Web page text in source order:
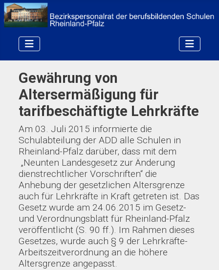
Gewährung von
Altersermäßigung für
tarifbeschäftigte Lehrkräfte
Am 03. Juli 2015 informierte die
Schulabteilung der ADD alle Schulen in
Rheinland-Pfalz darüber, dass mit dem
„Neunten Landesgesetz zur Änderung
dienstrechtlicher Vorschriften“ die
Anhebung der gesetzlichen Altersgrenze
auch für Lehrkräfte in Kraft getreten ist. Das
Gesetz wurde am 24.06.2015 im Gesetz-
und Verordnungsblatt für Rheinland-Pfalz
veröffentlicht (S. 90 ff.). Im Rahmen dieses
Gesetzes, wurde auch § 9 der Lehrkräfte-
Arbeitszeitverordnung an die höhere
Altersgrenze angepasst.